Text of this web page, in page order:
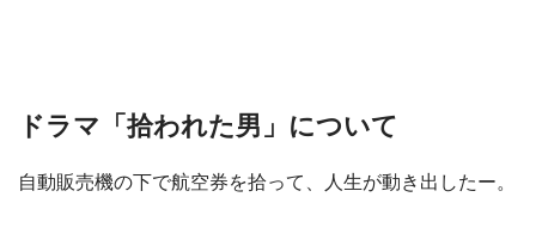
ドラマ「拾われた男」について
自動販売機の下で航空券を拾って、人生が動き出したー。